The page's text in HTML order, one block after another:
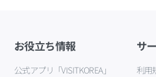
お役立ち情報
公式アプリ「VISITKOREA」
サ
利用